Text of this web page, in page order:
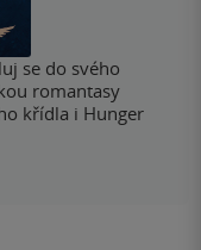
se do svého
romantasy
křídla i Hunger